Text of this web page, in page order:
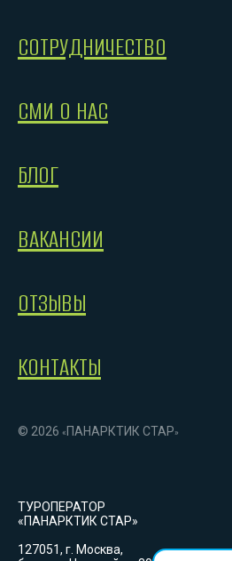
СОТРУДНИЧЕСТВО
СМИ О НАС
БЛОГ
ВАКАНСИИ
ОТЗЫВЫ
КОНТАКТЫ
© 2026 « ПАНАРКТИК СТАР»
ТУРОПЕРАТОР
«ПАНАРКТИК СТАР»
127051, г. Москва,